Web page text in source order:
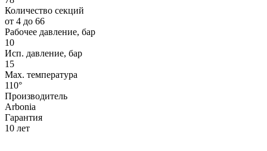
Количество секций
от 4 до 66
Рабочее давление, бар
10
Исп. давление, бар
15
Max. температура
110°
Производитель
Arbonia
Гарантия
10 лет